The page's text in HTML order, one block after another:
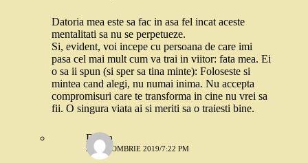
Datoria mea este sa fac in asa fel incat aceste
mentalitati sa nu se perpetueze.
Si, evident, voi incepe cu persoana de care imi
pasa cel mai mult cum va trai in viitor: fata mea. Ei
o sa ii spun (si sper sa tina minte): Foloseste si
mintea cand alegi, nu numai inima. Nu accepta
compromisuri care te transforma in cine nu vrei sa
fii. O singura viata ai si meriti sa o traiesti bine.
Doina
28 OCTOMBRIE 2019/7:22 PM